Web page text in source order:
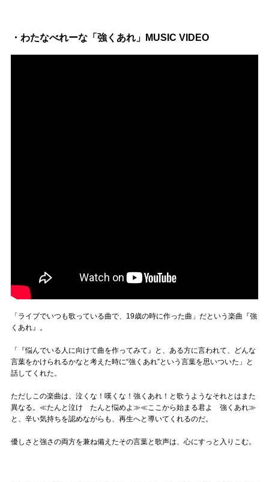
・わたなべれーな「強くあれ」MUSIC VIDEO
「ライブでいつも歌っている曲で、19歳の時に作った曲」だという楽曲『強
くあれ』。
「『悩んでいる人に向けて曲を作ってみて』と、ある方に言われて、どんな
言葉をかけられるかなと考えた時に“強くあれ”という言葉を思いついた」と
話してくれた。
ただしこの楽曲は、泣くな！嘆くな！強くあれ！と歌うようなそれとはまた
異なる。≪たんと泣け たんと悩めよ≫≪ここから始まる君よ 強くあれ≫
と、辛い気持ちを認めながらも、再生へと導いてくれるのだ。
優しさと強さの両方を兼ね備えたその言葉と歌声は、心にすっと入りこむ。